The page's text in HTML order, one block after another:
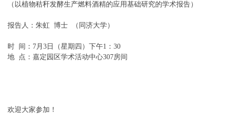
（以植物秸秆发酵生产燃料酒精的应用基础研究的学术报告）
报告人：朱虹 博士 （同济大学）
时 间：7月3日（星期四）下午1：30
地 点：嘉定园区学术活动中心307房间
欢迎大家参加！